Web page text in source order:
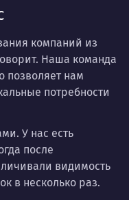
компаний из
Наша команда
позволяет нам
потребности
У нас есть
после
видимость
в несколько раз.